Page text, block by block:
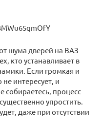
шума дверей на ВАЗ
кто устанавливает в
Если громкая и
интересует, и
собираетесь, процесс
упростить.
даже при отсутствии